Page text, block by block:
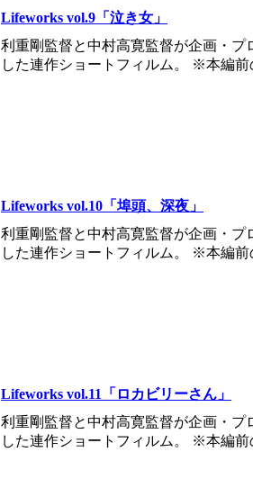
Lifeworks vol.9「泣き女」
利重剛監督と中村高寛監督が企画・プ
した連作ショートフィルム。 ※本編
Lifeworks vol.10「埠頭、深夜」
利重剛監督と中村高寛監督が企画・プ
した連作ショートフィルム。 ※本編
Lifeworks vol.11「ロカビリーさん」
利重剛監督と中村高寛監督が企画・プ
した連作ショートフィルム。 ※本編